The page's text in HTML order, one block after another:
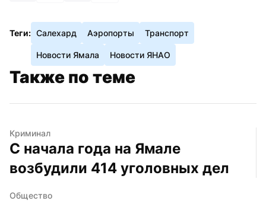
Теги: Салехард Аэропорты Транспорт
Новости Ямала Новости ЯНАО
Также по теме
Криминал
С начала года на Ямале
возбудили 414 уголовных дел
Общество